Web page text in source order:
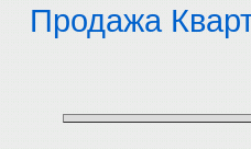
Продажа